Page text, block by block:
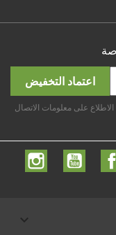
على معلومات الاتصال
الفيسبوك يوتيوب
